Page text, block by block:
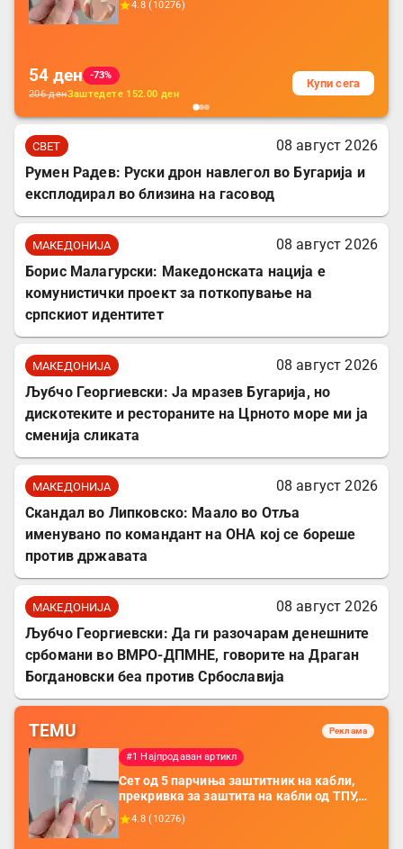
батерија, за мобилни телефони, комплет
4.8 ( 10276)
54 ден
-73%
206денЗаштедете 152.00 ден
Купи сега
СВЕТ
08 август 2026
Румен Радев: Руски дрон навлегол во Бугарија и
експлодирал во близина на гасовод
МАКЕДОНИЈА
08 август 2026
Борис Малагурски: Македонската нација е
комунистички проект за поткопување на
српскиот идентитет
МАКЕДОНИЈА
08 август 2026
Љубчо Георгиевски: Ја мразев Бугарија, но
дискотеките и рестораните на Црното море ми ја
сменија сликата
МАКЕДОНИЈА
08 август 2026
Скандал во Липковско: Маало во Отља
именувано по командант на ОНА кој се бореше
против државата
МАКЕДОНИЈА
08 август 2026
Љубчо Георгиевски: Да ги разочарам денешните
србомани во ВМРО-ДПМНЕ, говорите на Драган
Богдановски беа против Србославија
TEMU Реклама
#1 Најпродаван артикл
Сет од 5 парчиња заштитник на кабли,
прекривка за заштита на кабли од ТПУ,
додатоци за заштита на кабли, без
батерија, за мобилни телефони, комплет
4.8 ( 10276)